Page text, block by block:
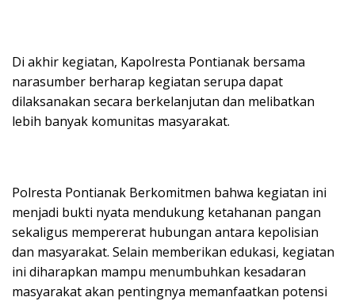
Di akhir kegiatan, Kapolresta Pontianak bersama
narasumber berharap kegiatan serupa dapat
dilaksanakan secara berkelanjutan dan melibatkan
lebih banyak komunitas masyarakat.
Polresta Pontianak Berkomitmen bahwa kegiatan ini
menjadi bukti nyata mendukung ketahanan pangan
sekaligus mempererat hubungan antara kepolisian
dan masyarakat. Selain memberikan edukasi, kegiatan
ini diharapkan mampu menumbuhkan kesadaran
masyarakat akan pentingnya memanfaatkan potensi